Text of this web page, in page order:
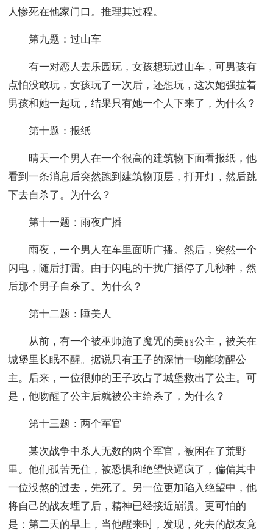
人惨死在他家门口。推理其过程。
第九题：过山车
有一对恋人去乐园玩，女孩想玩过山车，可男孩有
点怕没敢玩，女孩玩了一次后，还想玩，这次她强拉着
男孩和她一起玩，结果只有她一个人下来了，为什么？
第十题：报纸
晴天一个男人在一个很高的建筑物下面看报纸，他
看到一条消息后突然跑到建筑物顶层，打开灯，然后跳
下去自杀了。为什么？
第十一题：雨夜广播
雨夜，一个男人在车里面听广播。然后，突然一个
闪电，随后打雷。由于闪电的干扰广播停了几秒种，然
后那个男子自杀了。为什么？
第十二题：睡美人
从前，有一个被巫师施了魔咒的美丽公主，被关在
城堡里长眠不醒。据说只有王子的深情一吻能吻醒公
主。后来，一位很帅的王子攻占了城堡救出了公主。可
是，他吻醒了公主后就被公主给杀了，为什么？
第十三题：两个军官
某次战争中杀人无数的两个军官，被困在了荒野
里。他们孤苦无住，被恐惧和绝望快逼疯了，偏偏其中
一位没熬的过去，先死了。另一位更加陷入绝望中，他
将自己的战友埋了后，精神已经接近崩溃。更可怕的
是：第二天的早上，当他醒来时，发现，死去的战友竟